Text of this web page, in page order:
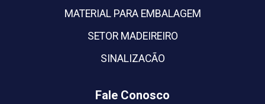
MATERIAL PARA EMBALAGEM
SETOR MADEIREIRO
SINALIZACÃO
Fale Conosco